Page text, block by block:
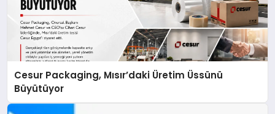
Cesur Packaging, Mısır’daki Üretim Üssünü
Büyütüyor